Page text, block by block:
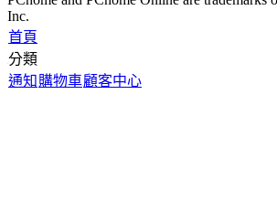
Inc.
首頁
分類
通知 購物車顧客中心